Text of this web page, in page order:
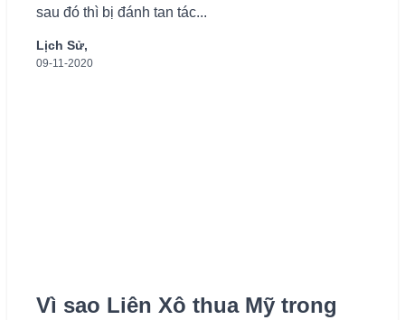
sau đó thì bị đánh tan tác...
Lịch Sử,
09-11-2020
Vì sao Liên Xô thua Mỹ trong